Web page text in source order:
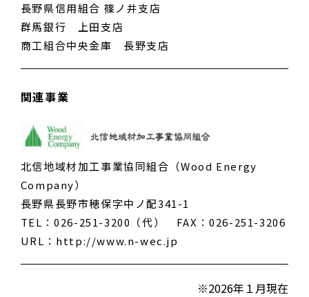
長野県信用組合 篠ノ井支店
群馬銀行 上田支店
商工組合中央金庫 長野支店
関連事業
北信地域材加工事業協同組合（Wood Energy
Company）
長野県長野市穂保字中ノ配341-1
TEL：026-251-3200（代） FAX：026-251-3206
URL： http://www.n-wec.jp
※2026年１月現在